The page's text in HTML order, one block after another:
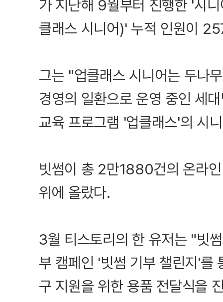
가 지난해 9월부터 진행한 '시
클래스 시니어)' 누적 인원이
그는 "업클래스 시니어는 두나
경영의 일환으로 운영 중인 세
교육 프로그램 '업클래스'의 시
빗썸이 총 2만1880건의 온라
위에 올랐다.
3월 티스토리의 한 유저는 "빗
부 캠페인 '빗썸 기부 챌린지'를
구 지원을 위한 용품 전달식을